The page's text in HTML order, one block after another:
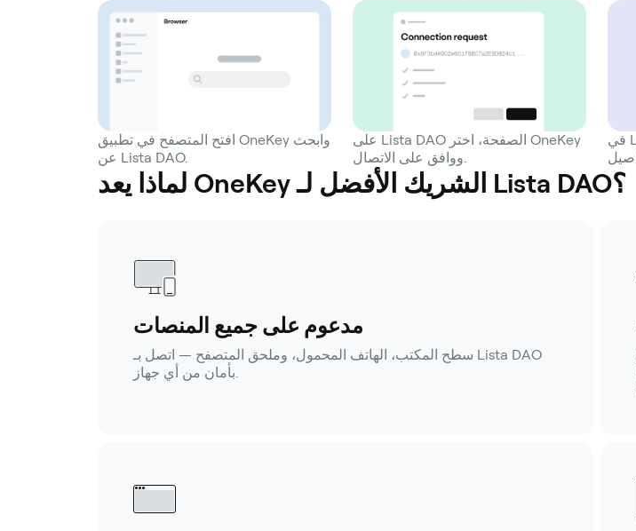
افتح المتصفح في تطبيق OneKey وابحث
عن Lista DAO.
على Lista DAO الصفحة، اختر OneKey
في Lista DAO، اختر إجراءً وأدخل
لماذا يعد OneKey الشريك الأفضل لـ Lista DAO؟
مدعوم على جميع المنصات
سطح المكتب، الهاتف المحمول، وملحق المتصفح — اتصل بـ Lista DAO